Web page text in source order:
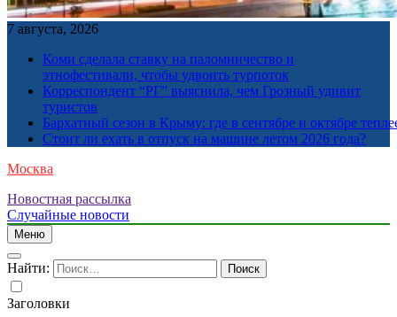
7 августа, 2026
Коми сделала ставку на паломничество и
этнофестивали, чтобы удвоить турпоток
Корреспондент “РГ” выяснила, чем Грозный удивит
туристов
Бархатный сезон в Крыму: где в сентябре и октябре
Стоит ли ехать в отпуск на машине летом 2026 года?
Москва
Новостная рассылка
Случайные новости
Меню
Найти:
Заголовки